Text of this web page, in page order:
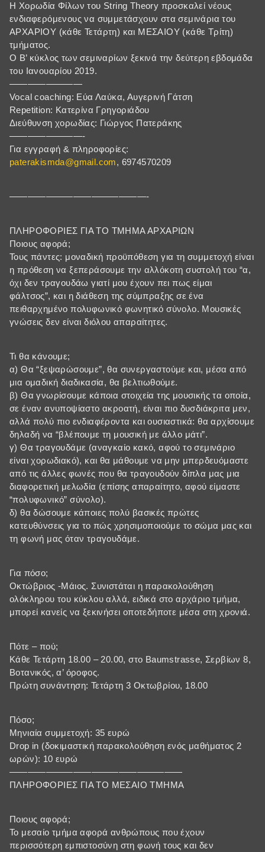
Η Χορωδία Φίλων του String Theory προσκαλεί νέους
ενδιαφερόμενους να συμμετάσχουν στα σεμινάρια του
ΑΡΧΑΡΙΟΥ (κάθε Τετάρτη) και ΜΕΣΑΙΟΥ (κάθε Τρίτη)
τμήματος.
Ο Β’ κύκλος των σεμιναρίων ξεκινά την δεύτερη εβδομάδα
του Ιανουαρίου 2019.
————————
Vocal coaching: Εύα Λαύκα, Αυγερινή Γάτση
Repetition: Κατερίνα Γρηγοριάδου
Διεύθυνση χορωδίας: Γιώργος Πατεράκης
————————-
Για εγγραφή & πληροφορίες:
paterakismda@gmail.com, 6974570209
———————————————-
ΠΛΗΡΟΦΟΡΙΕΣ ΓΙΑ ΤΟ ΤΜΗΜΑ ΑΡΧΑΡΙΩΝ
Ποιους αφορά;
Τους πάντες: μοναδική προϋπόθεση για τη συμμετοχή είναι
η πρόθεση να ξεπεράσουμε την αλλόκοτη συστολή του “α,
όχι δεν τραγουδάω γιατί μου έχουν πει πως είμαι
φάλτσος”, και η διάθεση της σύμπραξης σε ένα
πειθαρχημένο πολυφωνικό φωνητικό σύνολο. Μουσικές
γνώσεις δεν είναι διόλου απαραίτητες.
Τι θα κάνουμε;
α) Θα “ξεψαρώσουμε”, θα συνεργαστούμε και, μέσα από
μια ομαδική διαδικασία, θα βελτιωθούμε.
β) Θα γνωρίσουμε κάποια στοιχεία της μουσικής τα οποία,
σε έναν ανυποψίαστο ακροατή, είναι πιο δυσδιάκριτα μεν,
αλλά πολύ πιο ενδιαφέροντα και ουσιαστικά: θα αρχίσουμε
δηλαδή να “βλέπουμε τη μουσική με άλλο μάτι”.
γ) Θα τραγουδάμε (αναγκαίο κακό, αφού το σεμινάριο
είναι χορωδιακό), και θα μάθουμε να μην μπερδευόμαστε
από τις άλλες φωνές που θα τραγουδούν δίπλα μας μια
διαφορετική μελωδία (επίσης απαραίτητο, αφού είμαστε
“πολυφωνικό” σύνολο).
δ) θα δώσουμε κάποιες πολύ βασικές πρώτες
κατευθύνσεις για το πώς χρησιμοποιούμε το σώμα μας και
τη φωνή μας όταν τραγουδάμε.
Για πόσο;
Οκτώβριος -Μάιος. Συνιστάται η παρακολούθηση
ολόκληρου του κύκλου αλλά, ειδικά στο αρχάριο τμήμα,
μπορεί κανείς να ξεκινήσει οποτεδήποτε μέσα στη χρονιά.
Πότε – πού;
Κάθε Τετάρτη 18.00 – 20.00, στο Baumstrasse, Σερβίων 8,
Βοτανικός, α’ όροφος.
Πρώτη συνάντηση: Τετάρτη 3 Οκτωβρίου, 18.00
Πόσο;
Μηνιαία συμμετοχή: 35 ευρώ
Drop in (δοκιμαστική παρακολούθηση ενός μαθήματος 2
ωρών): 10 ευρώ
———————————————————
ΠΛΗΡΟΦΟΡΙΕΣ ΓΙΑ ΤΟ ΜΕΣΑΙΟ ΤΜΗΜΑ
Ποιους αφορά;
Το μεσαίο τμήμα αφορά ανθρώπους που έχουν
περισσότερη εμπιστοσύνη στη φωνή τους και δεν